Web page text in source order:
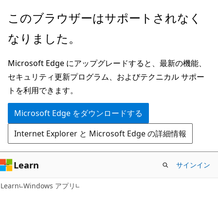
メ
ン
ン
テ
ン
ツ
に
ス
キ
ッ
プ
このブラウザーはサポートされなく
なりました。
Microsoft Edge にアップグレードすると、最新の機能、
セキュリティ更新プログラム、およびテクニカル サポー
トを利用できます。
Microsoft Edge をダウンロードする
Internet Explorer と Microsoft Edge の詳細情報
Learn サインイン
Learn Windows アプリ